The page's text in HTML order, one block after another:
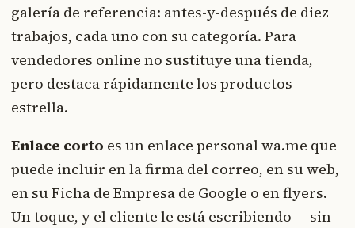
galería de referencia: antes-y-después de diez
trabajos, cada uno con su categoría. Para
vendedores online no sustituye una tienda,
pero destaca rápidamente los productos
estrella.
Enlace corto es un enlace personal wa.me que
puede incluir en la firma del correo, en su web,
en su Ficha de Empresa de Google o en flyers.
Un toque, y el cliente le está escribiendo — sin